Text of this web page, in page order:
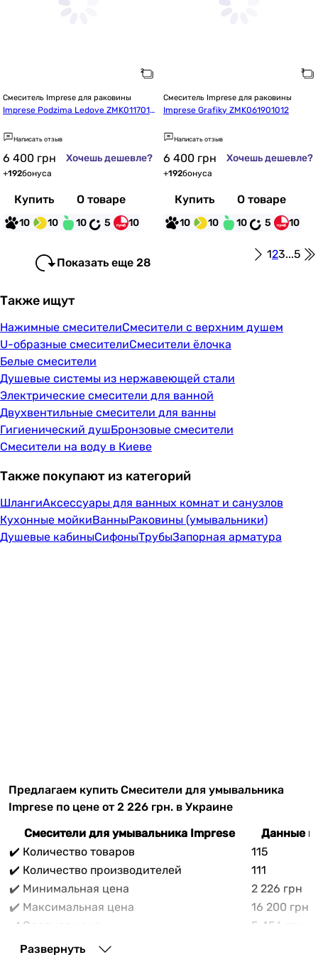
Смеситель Imprese для раковины
Imprese Podzima Ledove ZMK011701
Написать отзыв
6 400 грн Хочешь дешевле?
+192бонуса
Купить О товаре
10 10 10 5 10
Смеситель Imprese для раковины
Imprese Grafiky ZMK061901012
Написать отзыв
6 400 грн Хочешь дешевле?
+192бонуса
Купить О товаре
10 10 10 5 10
Показать еще 28
123...5
Также ищут
Нажимные смесителиСмесители с верхним душем
U-образные смесителиСмесители ёлочка
Белые смесители
Душевые системы из нержавеющей стали
Электрические смесители для ванной
Двухвентильные смесители для ванны
Гигиенический душБронзовые смесители
Смесители на воду в Киеве
Также покупают из категорий
ШлангиАксессуары для ванных комнат и санузлов
Кухонные мойкиВанныРаковины (умывальники)
Душевые кабиныСифоныТрубыЗапорная арматура
Предлагаем купить Смесители для умывальника
Imprese по цене от 2 226 грн. в Украине
Смесители для умывальника Imprese
Данные
✔️ Количество товаров
115
✔️ Количество производителей
111
✔️ Минимальная цена
2 226 грн
✔️ Максимальная цена
16 200 грн
✔️ Средняя цена
5 456 грн
В прайс-каталоге vencon.ua Смесители для
Развернуть